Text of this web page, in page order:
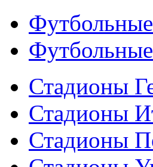
Стадионы
Стадионы
Стадионы